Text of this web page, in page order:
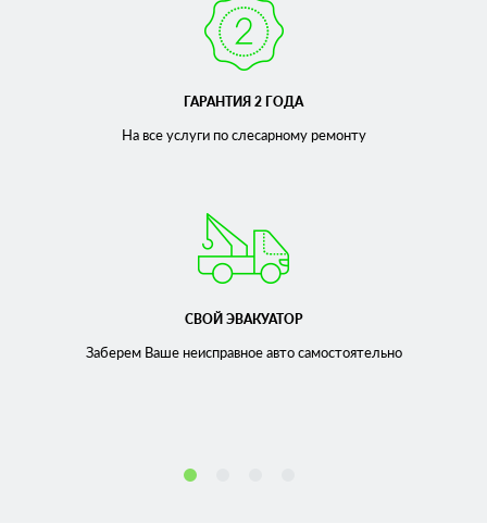
ГАРАНТИЯ 2 ГОДА
На все услуги по слесарномуремонту
СВОЙ ЭВАКУАТОР
Заберем Ваше неисправноеавто самостоятельно